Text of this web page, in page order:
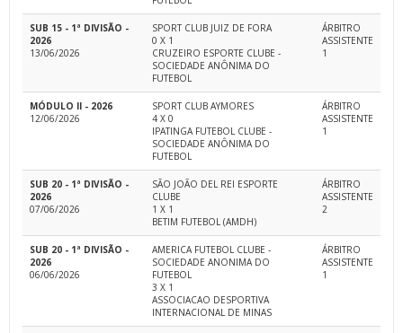
SUB 15 - 1ª DIVISÃO -
2026
13/06/2026
SPORT CLUB JUIZ DE FORA
0 X 1
CRUZEIRO ESPORTE CLUBE -
SOCIEDADE ANÔNIMA DO
FUTEBOL
ÁRBITRO
ASSISTENTE
1
MÓDULO II - 2026
12/06/2026
SPORT CLUB AYMORES
4 X 0
IPATINGA FUTEBOL CLUBE -
SOCIEDADE ANÔNIMA DO
FUTEBOL
ÁRBITRO
ASSISTENTE
1
SUB 20 - 1ª DIVISÃO -
2026
07/06/2026
SÃO JOÃO DEL REI ESPORTE
CLUBE
1 X 1
BETIM FUTEBOL (AMDH)
ÁRBITRO
ASSISTENTE
2
SUB 20 - 1ª DIVISÃO -
2026
06/06/2026
AMERICA FUTEBOL CLUBE -
SOCIEDADE ANONIMA DO
FUTEBOL
3 X 1
ASSOCIACAO DESPORTIVA
INTERNACIONAL DE MINAS
ÁRBITRO
ASSISTENTE
1